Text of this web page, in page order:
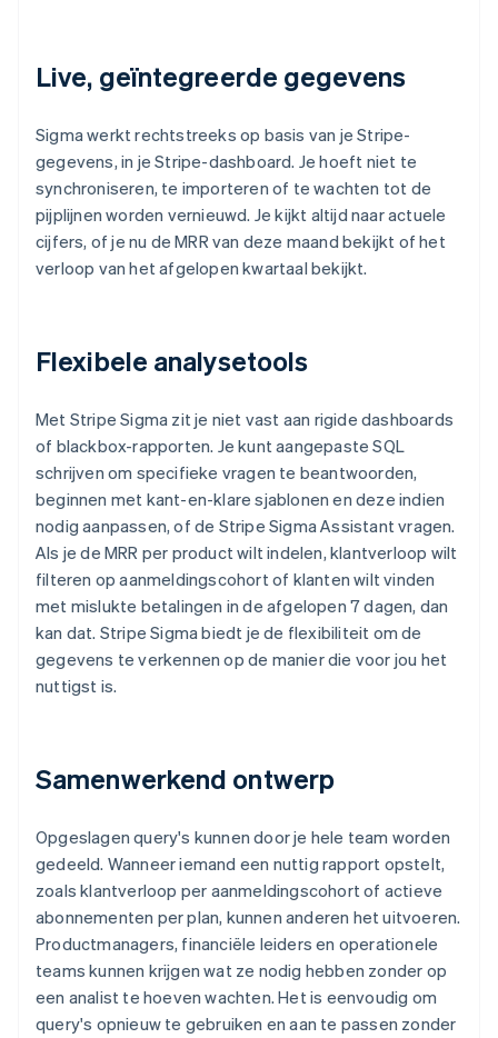
Live, geïntegreerde gegevens
Sigma werkt rechtstreeks op basis van je Stripe-
gegevens, in je Stripe-dashboard. Je hoeft niet te
synchroniseren, te importeren of te wachten tot de
pijplijnen worden vernieuwd. Je kijkt altijd naar actuele
cijfers, of je nu de MRR van deze maand bekijkt of het
verloop van het afgelopen kwartaal bekijkt.
Flexibele analysetools
Met Stripe Sigma zit je niet vast aan rigide dashboards
of blackbox-rapporten. Je kunt aangepaste SQL
schrijven om specifieke vragen te beantwoorden,
beginnen met kant-en-klare sjablonen en deze indien
nodig aanpassen, of de Stripe Sigma Assistant vragen.
Als je de MRR per product wilt indelen, klantverloop wilt
filteren op aanmeldingscohort of klanten wilt vinden
met mislukte betalingen in de afgelopen 7 dagen, dan
kan dat. Stripe Sigma biedt je de flexibiliteit om de
gegevens te verkennen op de manier die voor jou het
nuttigst is.
Samenwerkend ontwerp
Opgeslagen query's kunnen door je hele team worden
gedeeld. Wanneer iemand een nuttig rapport opstelt,
zoals klantverloop per aanmeldingscohort of actieve
abonnementen per plan, kunnen anderen het uitvoeren.
Productmanagers, financiële leiders en operationele
teams kunnen krijgen wat ze nodig hebben zonder op
een analist te hoeven wachten. Het is eenvoudig om
query's opnieuw te gebruiken en aan te passen zonder